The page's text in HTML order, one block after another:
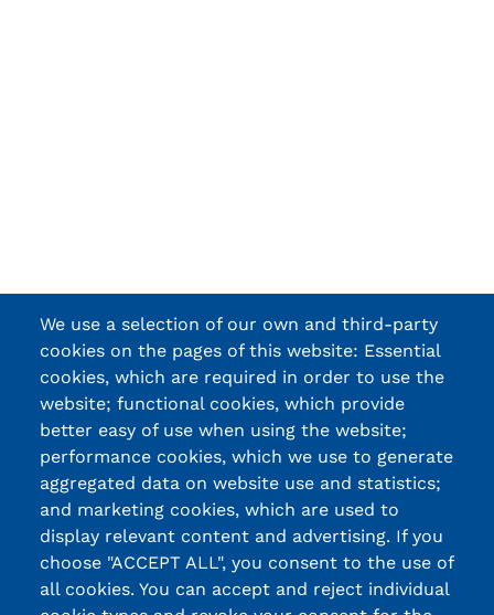
We use a selection of our own and third-party
cookies on the pages of this website: Essential
cookies, which are required in order to use the
website; functional cookies, which provide
better easy of use when using the website;
performance cookies, which we use to generate
aggregated data on website use and statistics;
and marketing cookies, which are used to
display relevant content and advertising. If you
choose "ACCEPT ALL", you consent to the use of
all cookies. You can accept and reject individual